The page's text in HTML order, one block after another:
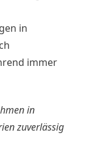
in
immer
in
zuverlässig